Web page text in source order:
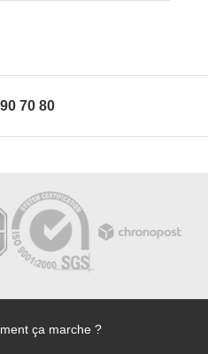
70 80
ça marche ?